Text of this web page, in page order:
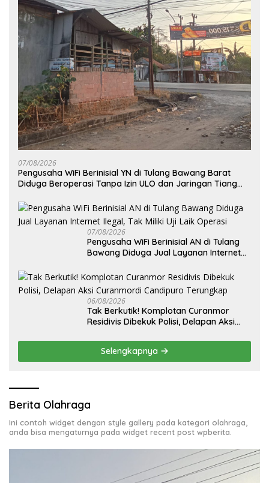
07/08/2026
Pengusaha WiFi Berinisial YN di Tulang Bawang Barat
Diduga Beroperasi Tanpa Izin ULO dan Jaringan Tiang
07/08/2026
Pengusaha WiFi Berinisial AN di Tulang
Bawang Diduga Jual Layanan Internet
06/08/2026
Tak Berkutik! Komplotan Curanmor
Residivis Dibekuk Polisi, Delapan Aksi
Selengkapnya
Berita Olahraga
Ini contoh widget dengan style gallery pada kategori olahraga,
anda bisa mengaturnya pada widget recent post wpberita.